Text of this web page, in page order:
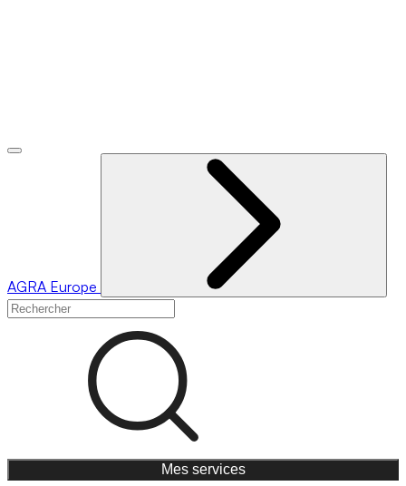
AGRA Europe
Mes services